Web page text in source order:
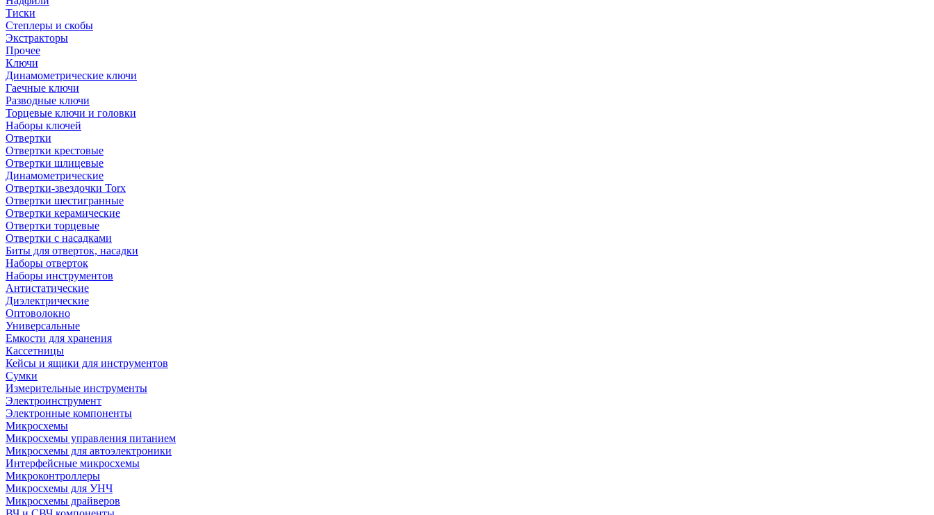
Тиски
Степлеры и скобы
Экстракторы
Прочее
Ключи
Динамометрические ключи
Гаечные ключи
Разводные ключи
Торцевые ключи и головки
Наборы ключей
Отвертки
Отвертки крестовые
Отвертки шлицевые
Динамометрические
Отвертки-звездочки Torx
Отвертки шестигранные
Отвертки керамические
Отвертки торцевые
Отвертки с насадками
Биты для отверток, насадки
Наборы отверток
Наборы инструментов
Антистатические
Диэлектрические
Оптоволокно
Универсальные
Емкости для хранения
Кассетницы
Кейсы и ящики для инструментов
Сумки
Измерительные инструменты
Электроинструмент
Электронные компоненты
Микросхемы
Микросхемы управления питанием
Микросхемы для автоэлектроники
Интерфейсные микросхемы
Микроконтроллеры
Микросхемы для УНЧ
Микросхемы драйверов